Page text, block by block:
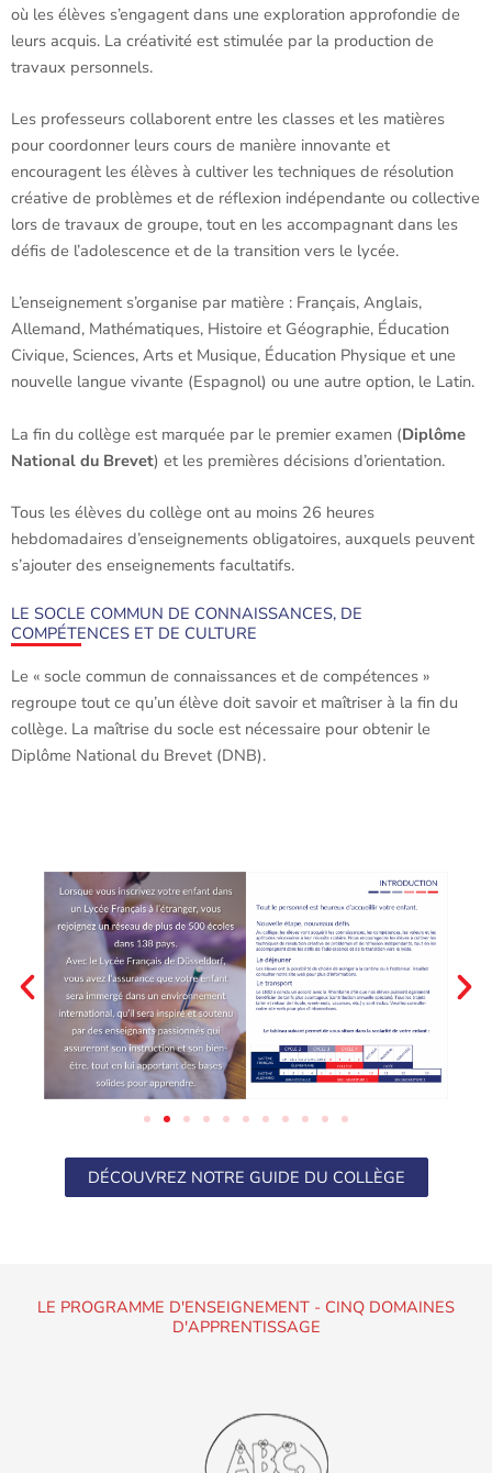
où les élèves s’engagent dans une exploration approfondie de
leurs acquis. La créativité est stimulée par la production de
travaux personnels.
Les professeurs collaborent entre les classes et les matières
pour coordonner leurs cours de manière innovante et
encouragent les élèves à cultiver les techniques de résolution
créative de problèmes et de réflexion indépendante ou collective
lors de travaux de groupe, tout en les accompagnant dans les
défis de l’adolescence et de la transition vers le lycée.
L’enseignement s’organise par matière : Français, Anglais,
Allemand, Mathématiques, Histoire et Géographie, Éducation
Civique, Sciences, Arts et Musique, Éducation Physique et une
nouvelle langue vivante (Espagnol) ou une autre option, le Latin.
La fin du collège est marquée par le premier examen (Diplôme
National du Brevet) et les premières décisions d’orientation.
Tous les élèves du collège ont au moins 26 heures
hebdomadaires d’enseignements obligatoires, auxquels peuvent
s’ajouter des enseignements facultatifs.
LE SOCLE COMMUN DE CONNAISSANCES, DE
COMPÉTENCES ET DE CULTURE
Le « socle commun de connaissances et de compétences »
regroupe tout ce qu’un élève doit savoir et maîtriser à la fin du
collège. La maîtrise du socle est nécessaire pour obtenir le
Diplôme National du Brevet (DNB).
DÉCOUVREZ NOTRE GUIDE DU COLLÈGE
LE PROGRAMME D'ENSEIGNEMENT - CINQ DOMAINES
D'APPRENTISSAGE